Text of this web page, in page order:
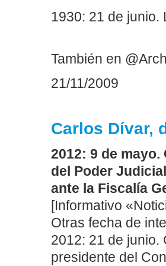
1930: 21 de junio.
También en
21/11/2009
Carlos Dívar,
2012: 9 de
del Poder
ante la Fiscalía
[Informativo
Otras fecha de
2012: 21 de junio.
presidente del